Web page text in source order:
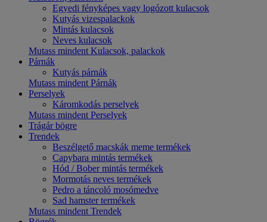
Egyedi fényképes vagy logózott kulacsok
Kutyás vizespalackok
Mintás kulacsok
Neves kulacsok
Mutass mindent Kulacsok, palackok
Párnák
Kutyás párnák
Mutass mindent Párnák
Perselyek
Káromkodás perselyek
Mutass mindent Perselyek
Trágár bögre
Trendek
Beszélgető macskák meme termékek
Capybara mintás termékek
Hód / Bober mintás termékek
Mormotás neves termékek
Pedro a táncoló mosómedve
Sad hamster termékek
Mutass mindent Trendek